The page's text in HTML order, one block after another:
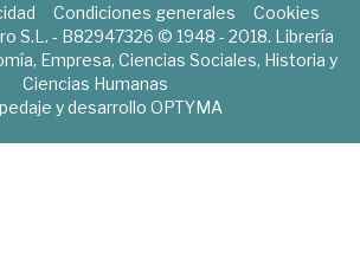
Condiciones generales
Cookies
S.L. - B82947326 © 1948 - 2018. Librería
Empresa, Ciencias Sociales, Historia y
Ciencias Humanas
y desarrollo OPTYMA